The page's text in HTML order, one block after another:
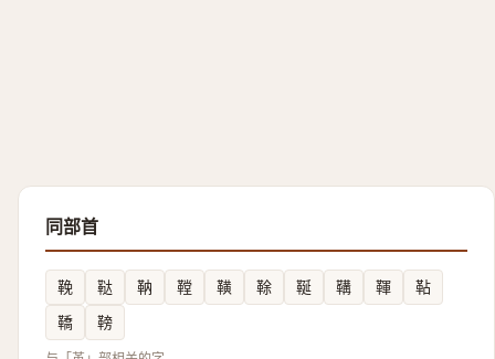
同部首
鞔 鞑 靹 鞺 䪄 䩣 䩥 鞲 䩵
䩞
鞽
䩷